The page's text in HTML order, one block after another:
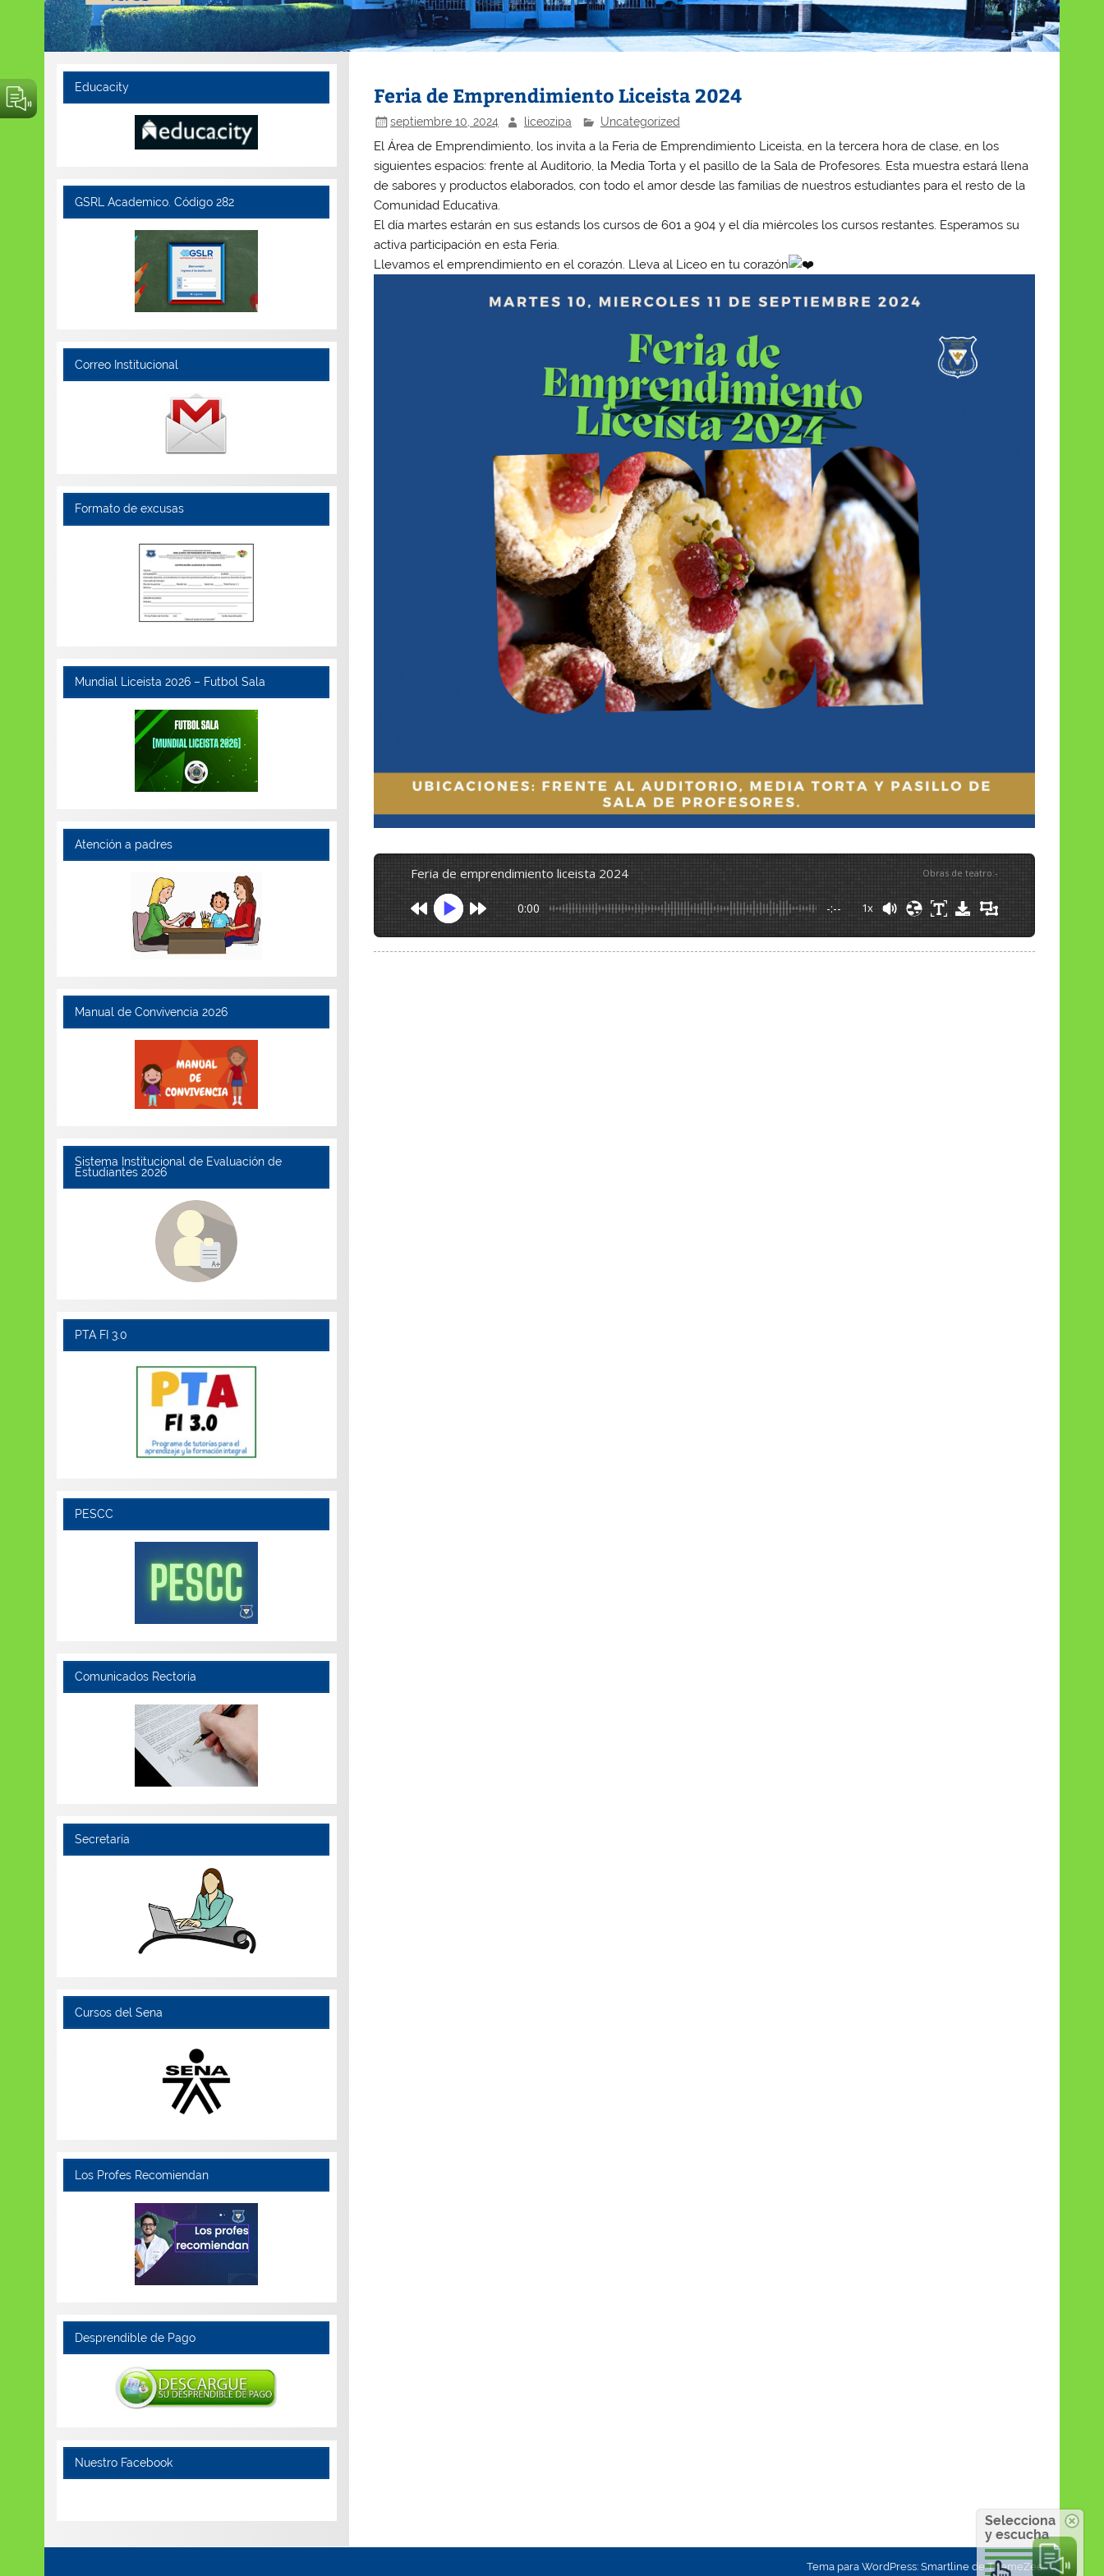
Feria de Emprendimiento Liceista 2024
septiembre 10, 2024 liceozipa Uncategorized
El Área de Emprendimiento, los invita a la Feria de Emprendimiento Liceista, en la tercera hora de clase, en los
siguientes espacios: frente al Auditorio, la Media Torta y el pasillo de la Sala de Profesores. Esta muestra estará llena
de sabores y productos elaborados, con todo el amor desde las familias de nuestros estudiantes para el resto de la
Comunidad Educativa.
El día martes estarán en sus estands los cursos de 601 a 904 y el día miércoles los cursos restantes. Esperamos su
activa participación en esta Feria.
Llevamos el emprendimiento en el corazón. Lleva al Liceo en tu corazón
feria de emprendimiento liceista 2024 Obras de teatro:-
0:00 -:-- 1x
Educacity
GSRL Academico. Código 282
Correo Institucional
Formato de excusas
Mundial Liceista 2026 – Futbol Sala
Atención a padres
Manual de Convivencia 2026
Sistema Institucional de Evaluación de
Estudiantes 2026
PTA FI 3.0
PESCC
Comunicados Rectoría
Secretaría
Cursos del Sena
Los Profes Recomiendan
Desprendible de Pago
Nuestro Facebook
Tema para WordPress: Smartline de ThemeZee.
Selecciona
y escucha